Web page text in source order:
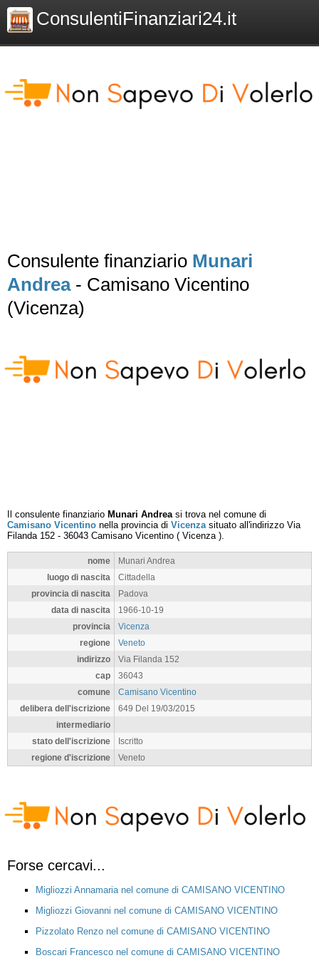
ConsulentiFinanziari24.it
Consulente finanziario Munari
Andrea- Camisano Vicentino
(Vicenza)
Il consulente finanziario Munari Andreasi trova nel comune di
Camisano Vicentino nella provincia di Vicenzasituato all'indirizzo Via
Filanda 152 - 36043 Camisano Vicentino ( Vicenza).
nome
Munari Andrea
luogo di nascita
Cittadella
provincia di nascita
Padova
data di nascita
1966-10-19
provincia
Vicenza
regione
Veneto
indirizzo
Via Filanda 152
cap
36043
comune
Camisano Vicentino
delibera dell'iscrizione
649 Del 19/03/2015
intermediario
stato dell'iscrizione
Iscritto
regione d'iscrizione
Veneto
Forse cercavi...
Migliozzi Annamaria nel comune di CAMISANO VICENTINO
Migliozzi Giovanni nel comune di CAMISANO VICENTINO
Pizzolato Renzo nel comune di CAMISANO VICENTINO
Boscari Francesco nel comune di CAMISANO VICENTINO